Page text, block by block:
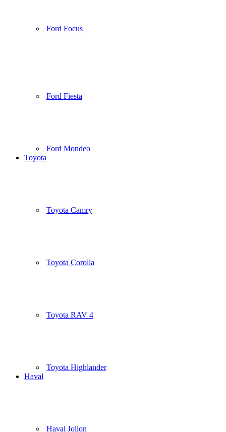
Ford Focus
Ford Fiesta
Ford Mondeo
Toyota
Toyota Camry
Toyota Corolla
Toyota RAV 4
Toyota Highlander
Haval
Haval Jolion